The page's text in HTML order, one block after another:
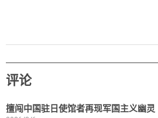
评论
擅闯中国驻日使馆者再现军国主义幽灵